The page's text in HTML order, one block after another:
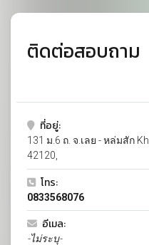
ติดต่อสอบถาม
ที่อยู่:
131 ม.6 ถ. จ.เลย - หล่มสัก
42120,
โทร:
0833568076
อีเมล:
-ไม่ระบุ-